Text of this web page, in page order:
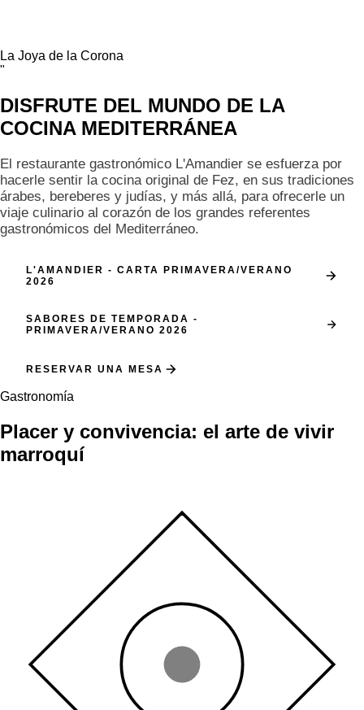
La Joya de la Corona
"
DISFRUTE DEL MUNDO DE LA
COCINA MEDITERRÁNEA
El restaurante gastronómico L'Amandier se esfuerza por
hacerle sentir la cocina original de Fez, en sus tradiciones
árabes, bereberes y judías, y más allá, para ofrecerle un
viaje culinario al corazón de los grandes referentes
gastronómicos del Mediterráneo.
L'AMANDIER - CARTA PRIMAVERA/VERANO
2026
SABORES DE TEMPORADA -
PRIMAVERA/VERANO 2026
RESERVAR UNA MESA
Gastronomía
Placer y convivencia: el arte de vivir
marroquí